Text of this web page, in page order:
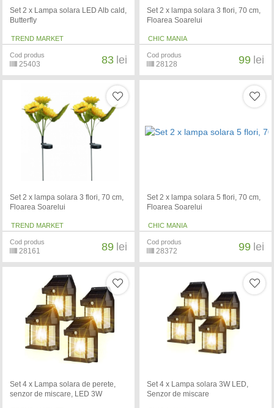
Set 2 x Lampa solara LED Alb cald,
Butterfly
TREND MARKET
Cod produs
25403 83 lei
Set 2 x lampa solara 3 flori, 70 cm,
Floarea Soarelui
CHIC MANIA
Cod produs
28128 99 lei
Set 2 x lampa solara 3 flori, 70 cm,
Floarea Soarelui
TREND MARKET
Cod produs
28161 89 lei
Set 2 x lampa solara 5 flori, 70 cm,
Floarea Soarelui
CHIC MANIA
Cod produs
28372 99 lei
Set 4 x Lampa solara de perete,
senzor de miscare, LED 3W
Set 4 x Lampa solara 3W LED,
Senzor de miscare